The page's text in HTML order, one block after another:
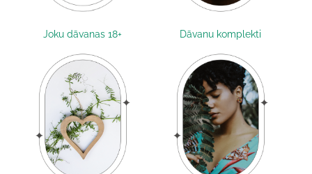
Joku dāvanas 18+ Dāvanu komplekti